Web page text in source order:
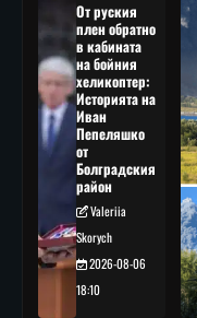
От руския
плен обратно
в кабината
на бойния
хеликоптер:
Историята на
Иван
Пепеляшко
от
Болградския
район
Valeriia
Skorych
2026-08-06
18:10